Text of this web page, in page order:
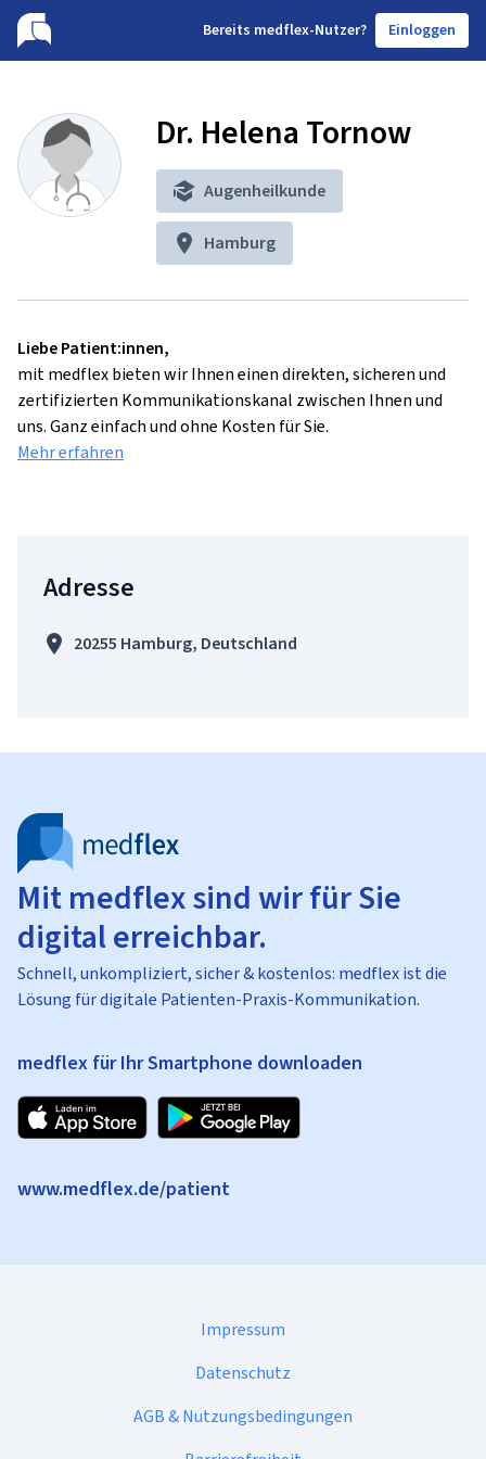
Bereits medflex-Nutzer? Einloggen
Dr. Helena Tornow
Augenheilkunde
Hamburg
Liebe Patient:innen,
mit medflex bieten wir Ihnen einen direkten, sicheren und
zertifizierten Kommunikationskanal zwischen Ihnen und
uns. Ganz einfach und ohne Kosten für Sie.
Mehr erfahren
Adresse
20255 Hamburg, Deutschland
Mit medflex sind wir für Sie
digital erreichbar.
Schnell, unkompliziert, sicher & kostenlos: medflex ist die
Lösung für digitale Patienten-Praxis-Kommunikation.
medflex für Ihr Smartphone downloaden
www.medflex.de/patient
Impressum
Datenschutz
AGB & Nutzungsbedingungen